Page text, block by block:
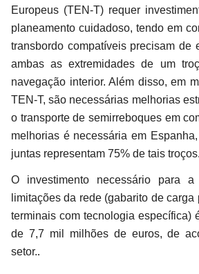
Europeus (TEN-T) requer
planeamento cuidadoso, tendo em
transbordo compatíveis precisam de
ambas as extremidades de um
navegação interior. Além disso, em
TEN-T, são necessárias melhorias
o transporte de semirreboques em
melhorias é necessária em
juntas representam 75% de tais troços.
O investimento necessário para a
limitações da rede (gabarito de carga
terminais com tecnologia específica)
de 7,7 mil milhões de euros, de
setor..